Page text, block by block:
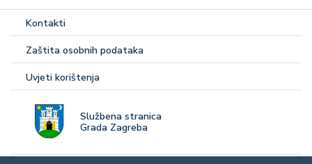
Kontakti
Zaštita osobnih podataka
Uvjeti korištenja
Službena stranica
Grada Zagreba